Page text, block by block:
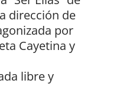
dirección de
por
Cayetina y
libre y